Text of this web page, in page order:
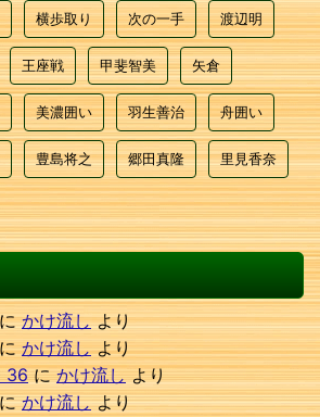
横歩取り 次の一手 渡辺明
王座戦 甲斐智美 矢倉
美濃囲い 羽生善治 舟囲い
豊島将之 郷田真隆 里見香奈
かけ流しより
かけ流しより
36にかけ流しより
かけ流しより